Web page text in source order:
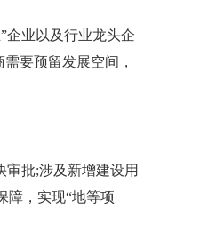
业以及行业龙头企
要预留发展空间，
批;涉及新增建设用
障，实现“地等项